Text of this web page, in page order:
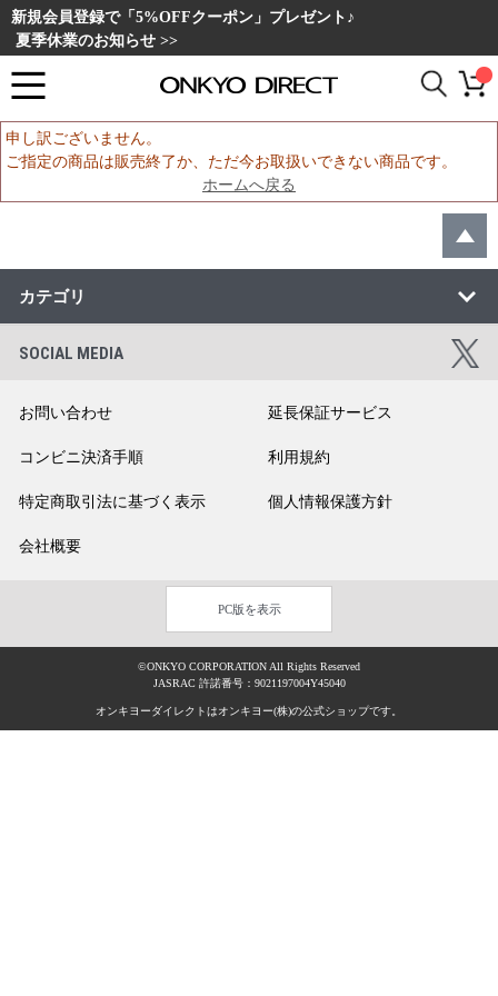
新規会員登録で「5%OFFクーポン」プレゼント♪
夏季休業のお知らせ >>
申し訳ございません。
ご指定の商品は販売終了か、ただ今お取扱いできない商品です。
ホームへ戻る
カテゴリ
SOCIAL MEDIA
お問い合わせ 延長保証サービス
コンビニ決済手順 利用規約
特定商取引法に基づく表示 個人情報保護方針
会社概要
PC版を表示
©ONKYO CORPORATION All Rights Reserved
JASRAC 許諾番号：9021197004Y45040
オンキヨーダイレクトはオンキヨー(株)の公式ショップです。